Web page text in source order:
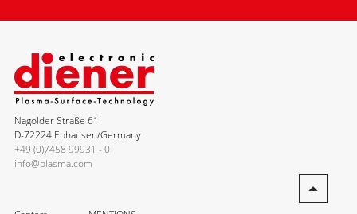
Nagolder Straße 61
D-72224 Ebhausen/Germany
+49 (0)7458 99931 - 0
info@plasma.com